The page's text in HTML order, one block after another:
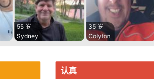
55 岁
Sydney
35 岁
Colyton
认真